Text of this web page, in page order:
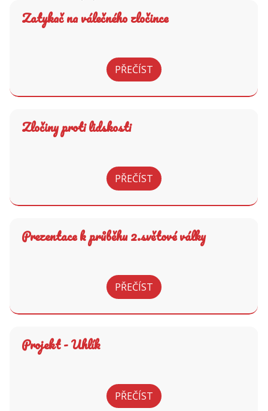
Zatykač na válečného zločince
PŘEČÍST
Zločiny proti lidskosti
PŘEČÍST
Prezentace k průběhu 2.světové války
PŘEČÍST
Projekt - Uhlík
PŘEČÍST